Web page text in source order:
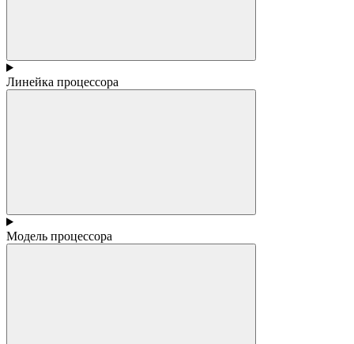
Линейка процессора
Модель процессора